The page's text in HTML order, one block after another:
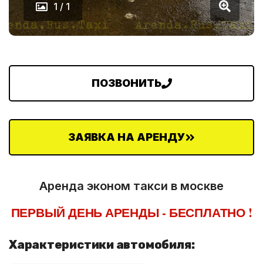
1 / 1
ПОЗВОНИТЬ
ЗАЯВКА НА АРЕНДУ
Аренда эконом такси в москве
ПЕРВЫЙ ДЕНЬ АРЕНДЫ - БЕСПЛАТНО !
Характеристики автомобиля: